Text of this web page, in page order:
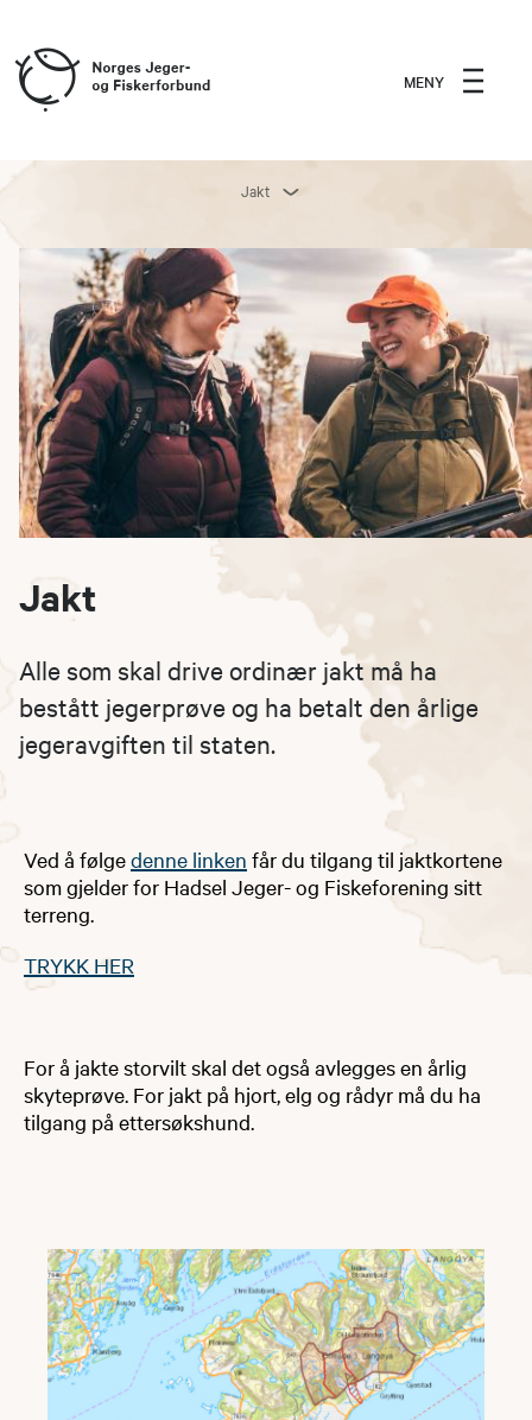
MENY
Jakt
Jakt
Alle som skal drive ordinær jakt må ha
bestått jegerprøve og ha betalt den årlige
jegeravgiften til staten.
Ved å følgedenne linken får du tilgang til jaktkortene
som gjelder for Hadsel Jeger- og Fiskeforening sitt
terreng.
TRYKK HER
For å jakte storvilt skal det også avlegges en årlig
skyteprøve. For jakt på hjort, elg og rådyr må du ha
tilgang på ettersøkshund.